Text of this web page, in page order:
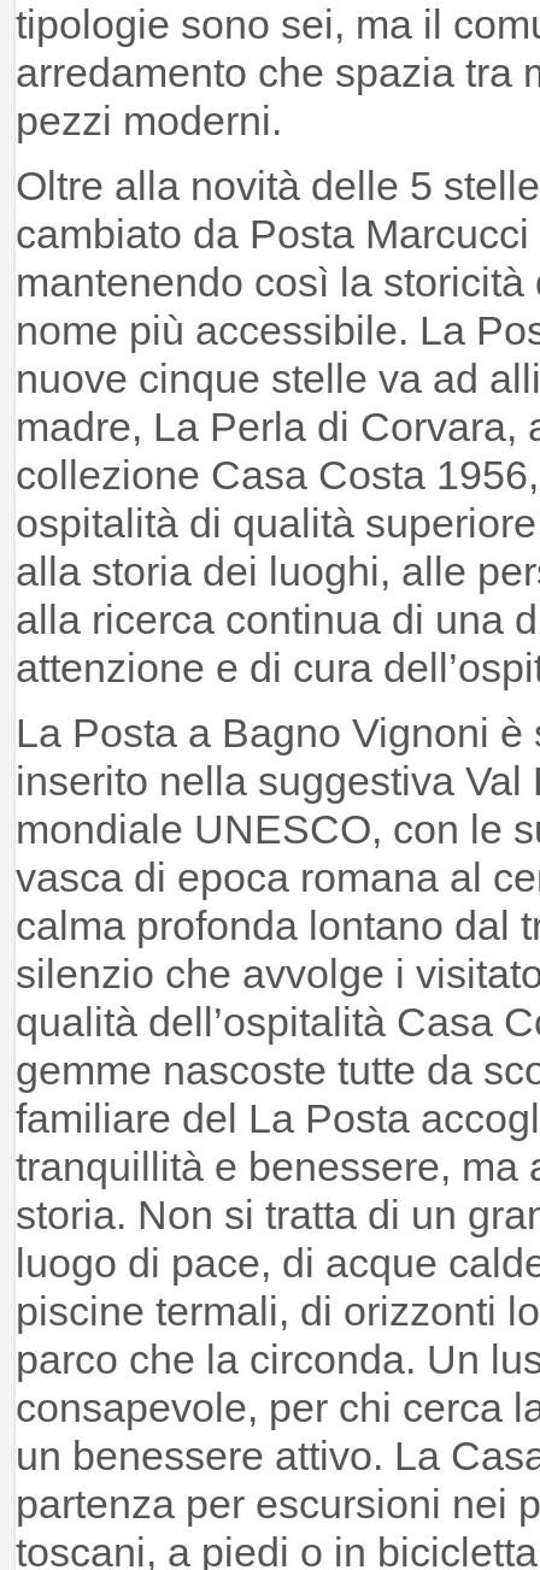
tipologie sono sei, ma il
arredamento che spazia tra
pezzi moderni.
Oltre alla novità delle 5
cambiato da Posta
mantenendo così la
nome più accessibile. La
nuove cinque stelle va ad
madre, La Perla di Corvara,
collezione Casa Costa
ospitalità di qualità
alla storia dei luoghi, alle
alla ricerca continua di una
attenzione e di cura
La Posta a Bagno Vignoni
inserito nella suggestiva Val
mondiale UNESCO, con le
vasca di epoca romana al
calma profonda lontano dal
silenzio che avvolge i
qualità dell’ospitalità Casa
gemme nascoste tutte da
familiare del La Posta
tranquillità e benessere, ma
storia. Non si tratta di un
luogo di pace, di acque
piscine termali, di orizzonti
parco che la circonda. Un
consapevole, per chi cerca
un benessere attivo. La
partenza per escursioni nei
toscani, a piedi o in